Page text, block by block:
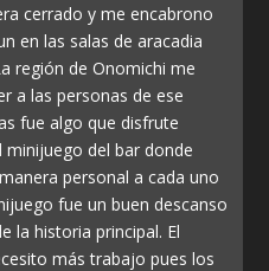
cerrado y me encabrono
en las salas de aracadia
región de Onomichi me
a las personas de ese
fue algo que disfrute
minijuego del bar donde
personal a cada uno
fue un buen descanso
la historia principal. El
más trabajo pues los